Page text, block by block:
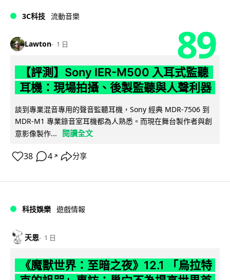
3C科技 流動音樂
Lawton 1 日 89
【評測】Sony IER-M500 入耳式監聽
耳機：現場拍攝、後製監聽與人聲利器
談到專業混音專用的聲音監聽耳機，Sony 經典 MDR-7506 到
MDR-M1 專業錄音室耳機都為人熟悉。而現在舞台製作者與創
意影像製作...
閱讀全文
38 4 ↗ 分享
科技娛樂 遊戲情報
天恩 1 日
《魔獸世界：至暗之夜》12.1 「烏拉特